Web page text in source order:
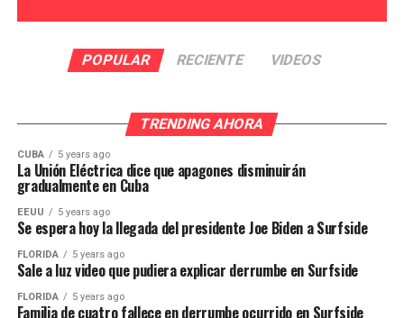
POPULAR RECIENTE VIDEOS
TRENDING AHORA
CUBA 5 years ago
La Unión Eléctrica dice que apagones disminuirán
gradualmente en Cuba
EEUU 5 years ago
Se espera hoy la llegada del presidente Joe Biden a Surfside
FLORIDA 5 years ago
Sale a luz video que pudiera explicar derrumbe en Surfside
FLORIDA 5 years ago
Familia de cuatro fallece en derrumbe ocurrido en Surfside